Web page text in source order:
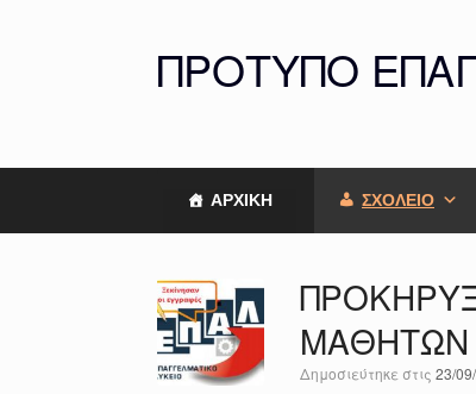
ΠΡΟΤΥΠΟ
ΑΡΧΙΚΗ ΣΧΟΛΕΙΟ
ΜΑΘΗΤΩΝ
Δημοσιεύτηκε στις23/